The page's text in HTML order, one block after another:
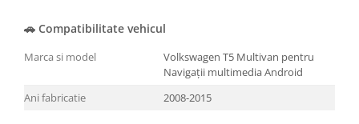
🚗 Compatibilitate vehicul
Marca si model
Volkswagen T5 Multivan pentru
Navigații multimedia Android
Ani fabricatie
2008-2015